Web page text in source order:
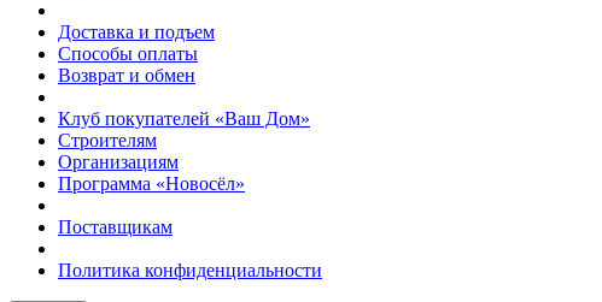
Доставка и подъем
Способы оплаты
Возврат и обмен
Клуб покупателей «Ваш Дом»
Строителям
Организациям
Программа «Новосёл»
Поставщикам
Политика конфиденциальности